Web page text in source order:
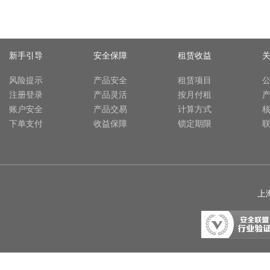
新手引导
风险提示
注册登录
账户安全
下单支付
安全保障
产品安全
产品灵活
产品交易
收益保障
租赁收益
租赁项目
按月付租
计算方式
锁定期限